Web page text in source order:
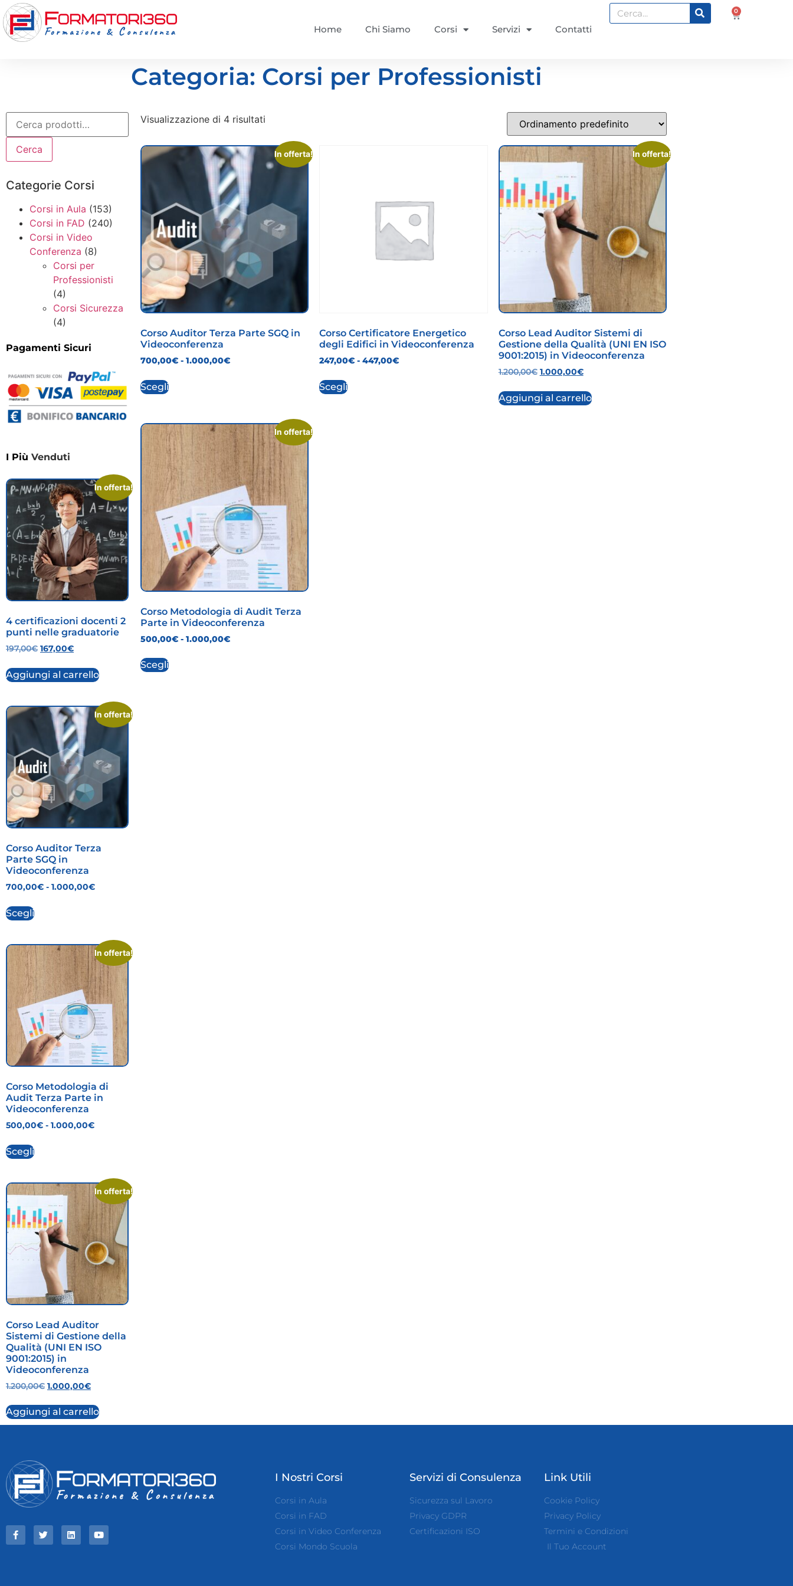
Home Chi Siamo Corsi Servizi Contatti
0
Categoria: Corsi per Professionisti
Cerca
Categorie Corsi
Corsi in Aula (153)
Corsi in FAD (240)
Corsi in Video
Conferenza (8)
Corsi per
Professionisti
(4)
Corsi Sicurezza
(4)
Pagamenti Sicuri
I Più Venduti
In offerta!
4 certificazioni docenti 2
punti nelle graduatorie
197,00€ 167,00€
Aggiungi al carrello
In offerta!
Corso Auditor Terza
Parte SGQ in
Videoconferenza
700,00€ - 1.000,00€
Scegli
In offerta!
Corso Metodologia di
Audit Terza Parte in
Videoconferenza
500,00€ - 1.000,00€
Scegli
In offerta!
Corso Lead Auditor
Sistemi di Gestione della
Qualità (UNI EN ISO
9001:2015) in
Videoconferenza
1.200,00€ 1.000,00€
Aggiungi al carrello
Visualizzazione di 4 risultati
In offerta!
Corso Auditor Terza Parte SGQ in
Videoconferenza
700,00€ - 1.000,00€
Scegli
Corso Certificatore Energetico
degli Edifici in Videoconferenza
247,00€ - 447,00€
Scegli
In offerta!
Corso Lead Auditor Sistemi di
Gestione della Qualità (UNI EN ISO
9001:2015) in Videoconferenza
1.200,00€ 1.000,00€
Aggiungi al carrello
In offerta!
Corso Metodologia di Audit Terza
Parte in Videoconferenza
500,00€ - 1.000,00€
Scegli
I Nostri Corsi
Corsi in Aula
Corsi in FAD
Corsi in Video Conferenza
Corsi Mondo Scuola
Servizi di Consulenza
Sicurezza sul Lavoro
Privacy GDPR
Certificazioni ISO
Link Utili
Cookie Policy
Privacy Policy
Termini e Condizioni
Il Tuo Account